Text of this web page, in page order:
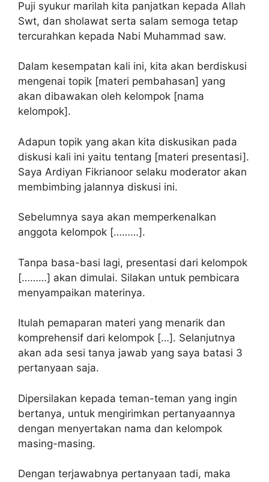
Puji syukur marilah kita panjatkan kepada Allah
Swt, dan sholawat serta salam semoga tetap
tercurahkan kepada Nabi Muhammad saw.
Dalam kesempatan kali ini, kita akan berdiskusi
mengenai topik [materi pembahasan] yang
akan dibawakan oleh kelompok [nama
kelompok].
Adapun topik yang akan kita diskusikan pada
diskusi kali ini yaitu tentang [materi presentasi].
Saya Ardiyan Fikrianoor selaku moderator akan
membimbing jalannya diskusi ini.
Sebelumnya saya akan memperkenalkan
anggota kelompok [………].
Tanpa basa-basi lagi, presentasi dari kelompok
[………] akan dimulai. Silakan untuk pembicara
menyampaikan materinya.
Itulah pemaparan materi yang menarik dan
komprehensif dari kelompok […]. Selanjutnya
akan ada sesi tanya jawab yang saya batasi 3
pertanyaan saja.
Dipersilakan kepada teman-teman yang ingin
bertanya, untuk mengirimkan pertanyaannya
dengan menyertakan nama dan kelompok
masing-masing.
Dengan terjawabnya pertanyaan tadi, maka